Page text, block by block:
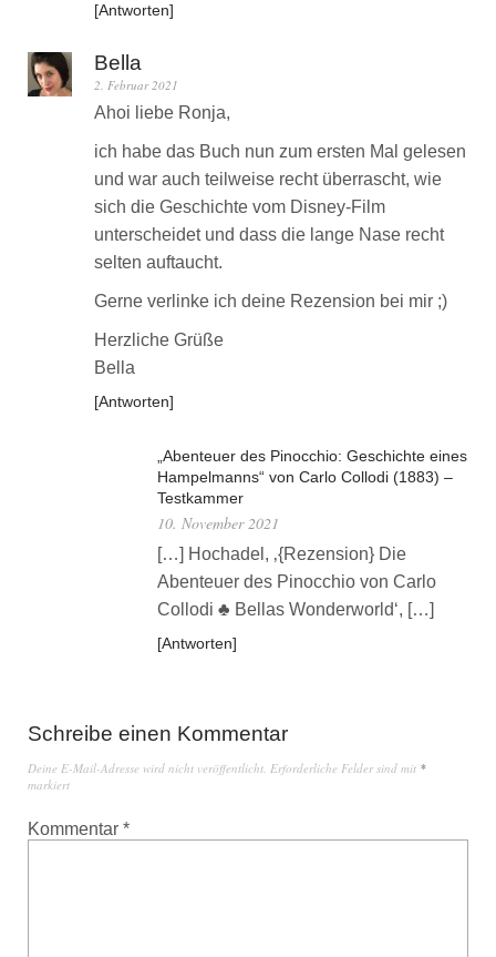
Antworten
Bella
2. Februar 2021
Ahoi liebe Ronja,
ich habe das Buch nun zum ersten Mal gelesen
und war auch teilweise recht überrascht, wie
sich die Geschichte vom Disney-Film
unterscheidet und dass die lange Nase recht
selten auftaucht.
Gerne verlinke ich deine Rezension bei mir ;)
Herzliche Grüße
Bella
Antworten
„Abenteuer des Pinocchio: Geschichte eines
Hampelmanns“ von Carlo Collodi (1883) –
Testkammer
10. November 2021
[…] Hochadel, ‚{Rezension} Die
Abenteuer des Pinocchio von Carlo
Collodi ♣ Bellas Wonderworld‘, […]
Antworten
Schreibe einen Kommentar
Deine E-Mail-Adresse wird nicht veröffentlicht. Erforderliche Felder sind mit *
markiert
Kommentar *